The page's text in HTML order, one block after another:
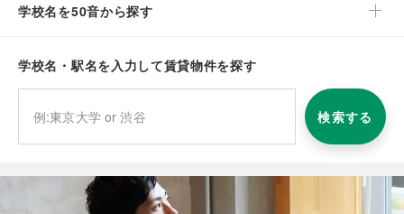
学校名を50音から探す
学校名・駅名を入力して賃貸物件を探す
検索する